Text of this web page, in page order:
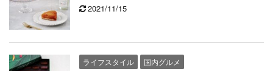
2021/11/15
ライフスタイル
国内グルメ